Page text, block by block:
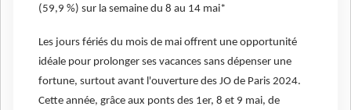
(59,9 %) sur la semaine du 8 au 14 mai*
Les jours fériés du mois de mai offrent une opportunité
idéale pour prolonger ses vacances sans dépenser une
fortune, surtout avant l'ouverture des JO de Paris 2024.
Cette année, grâce aux ponts des 1er, 8 et 9 mai, de